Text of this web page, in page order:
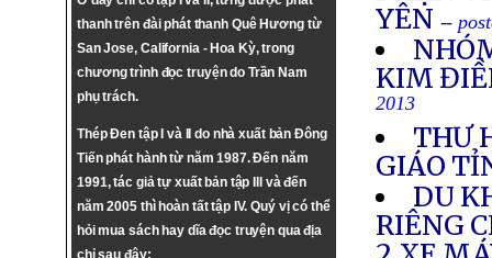
thanh trên đài phát thanh Quê Hương từ
San Jose, California - Hoa Kỳ, trong
chương trình đọc truyện do Trần Nam
phụ trách.
Thép Đen tập I và II do nhà xuất bản Đông
Tiến phát hành từ năm 1987. Đến năm
1991, tác giả tự xuất bản tập III và đến
năm 2005 thì hoàn tất tập IV. Quý vị có thể
hỏi mua sách hay dĩa đọc truyện qua địa
chỉ sau đây:
YÊN --
KIM
2013
THƯ
GIÁO
DU
RIÊNG